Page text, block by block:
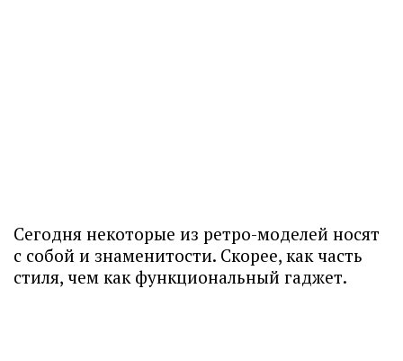
Сегодня некоторые из ретро-моделей носят
с собой и знаменитости. Скорее, как часть
стиля, чем как функциональный гаджет.